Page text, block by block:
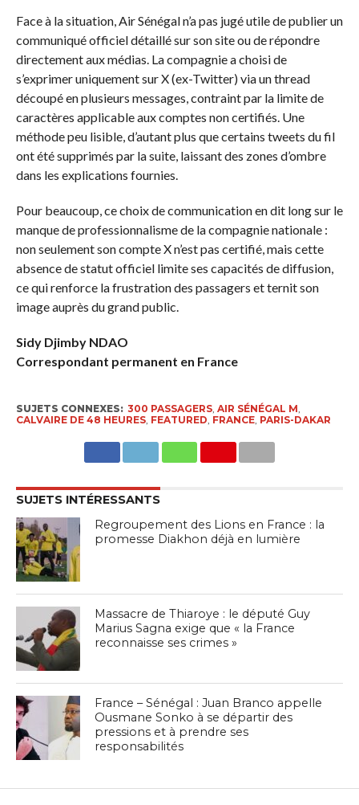
Face à la situation, Air Sénégal n’a pas jugé utile de publier un
communiqué officiel détaillé sur son site ou de répondre
directement aux médias. La compagnie a choisi de
s’exprimer uniquement sur X (ex-Twitter) via un thread
découpé en plusieurs messages, contraint par la limite de
caractères applicable aux comptes non certifiés. Une
méthode peu lisible, d’autant plus que certains tweets du fil
ont été supprimés par la suite, laissant des zones d’ombre
dans les explications fournies.
Pour beaucoup, ce choix de communication en dit long sur le
manque de professionnalisme de la compagnie nationale :
non seulement son compte X n’est pas certifié, mais cette
absence de statut officiel limite ses capacités de diffusion,
ce qui renforce la frustration des passagers et ternit son
image auprès du grand public.
Sidy Djimby NDAO
Correspondant permanent en France
SUJETS CONNEXES: 300 PASSAGERS, AIR SÉNÉGAL M
CALVAIRE DE 48 HEURES, FEATURED FRANCE, PARIS-DAKAR
SUJETS INTÉRESSANTS
Regroupement des Lions en France : la
promesse Diakhon déjà en lumière
Massacre de Thiaroye : le député Guy
Marius Sagna exige que « la France
reconnaisse ses crimes »
France – Sénégal : Juan Branco appelle
Ousmane Sonko à se départir des
pressions et à prendre ses
responsabilités